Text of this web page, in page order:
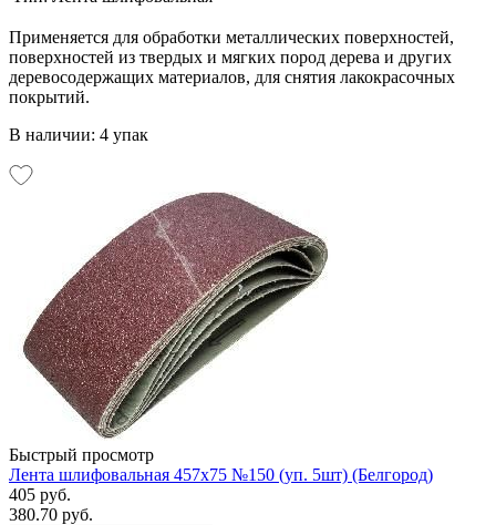
Применяется для обработки металлических поверхностей,
поверхностей из твердых и мягких пород дерева и других
деревосодержащих материалов, для снятия лакокрасочных
покрытий.
В наличии: 4 упак
Быстрый просмотр
Лента шлифовальная 457х75 №150 (уп. 5шт) (Белгород)
405 руб.
380.70 руб.